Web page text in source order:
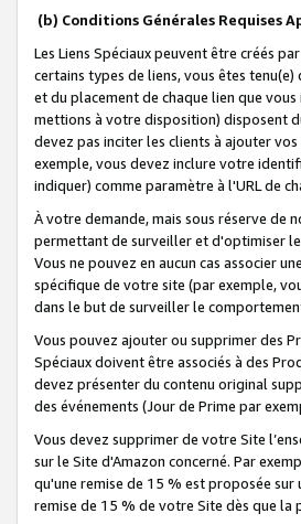
(b) Conditions Générales Requises
Les Liens Spéciaux peuvent être créés
certains types de liens, vous êtes
et du placement de chaque lien que
mettions à votre disposition) disposent
devez pas inciter les clients à ajouter
exemple, vous devez inclure votre
indiquer) comme paramètre à l'URL de
À votre demande, mais sous réserve de
permettant de surveiller et d'optimiser
Vous ne pouvez en aucun cas associer
spécifique de votre site (par exemple,
dans le but de surveiller le
Vous pouvez ajouter ou supprimer des
Spéciaux doivent être associés à des
devez présenter du contenu original
des événements (Jour de Prime par
Vous devez supprimer de votre Site
sur le Site d'Amazon concerné. Par
qu'une remise de 15 % est proposée
remise de 15 % de votre Site dès que la